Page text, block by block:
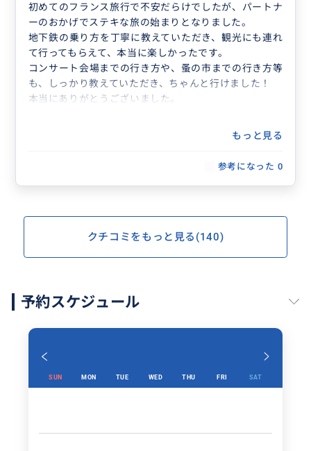
初めてのフランス旅行で不安だらけでしたが、パートナ
ーのおかげでステキな旅の始まりとなりました。
地下鉄の乗り方を丁寧に教えていただき、観光にも連れ
て行ってもらえて、本当に楽しかったです。
コンサート会場までの行き方や、蚤の市までの行き方等
も、しっかり教えていただき、ちゃんと行けました！
本当にありがとうございました。
もっと見る
参考になった 0
クチコミをもっと見る(140)
予約スケジュール
SUN MON TUE WED THU FRI SAT